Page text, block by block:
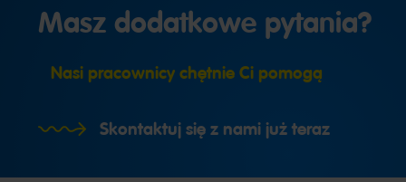
Masz dodatkowe pytania?
Nasi pracownicy chętnie Ci pomogą
Skontaktuj się z nami już teraz